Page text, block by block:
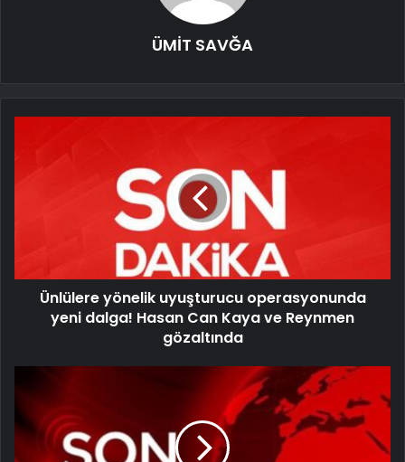
ÜMİT SAVĞA
Ünlülere yönelik uyuşturucu operasyonunda
yeni dalga! Hasan Can Kaya ve Reynmen
gözaltında